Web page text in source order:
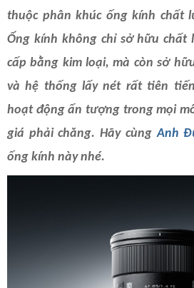
thuộc phân khúc ống kính chất
Ống kính không chỉ sở hữu chất
cấp bằng kim loại, mà còn sở
và hệ thống lấy nét rất tiên
hoạt động ấn tượng trong mọi
giá phải chăng. Hãy cùngAnh
ống kính này nhé.